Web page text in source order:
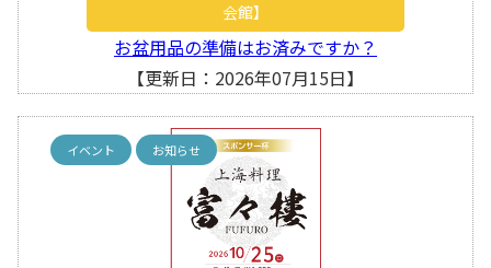
会館】
お盆用品の準備はお済みですか？
【更新日：2026年07月15日】
イベント お知らせ